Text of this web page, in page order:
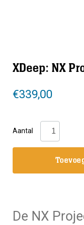
XDeep: NX
€339,00
Aantal
XDeep:
NX
De NX